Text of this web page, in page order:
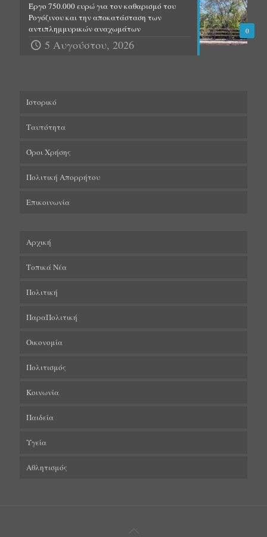
0
Έργο 750.000 ευρώ για τον καθαρισμό του
Ρογόζινου και την αποκατάσταση των
αντιπλημμυρικών αναχωμάτων
5 Αυγούστου, 2026
Ιστορικό
Ταυτότητα
Όροι Χρήσης
Πολιτική Απορρήτου
Επικοινωνία
Αρχική
Τοπικά Νέα
Πολιτική
ΠαραΠολιτική
Οικονομία
Πολιτισμός
Κοινωνία
Παιδεία
Υγεία
Αθλητισμός